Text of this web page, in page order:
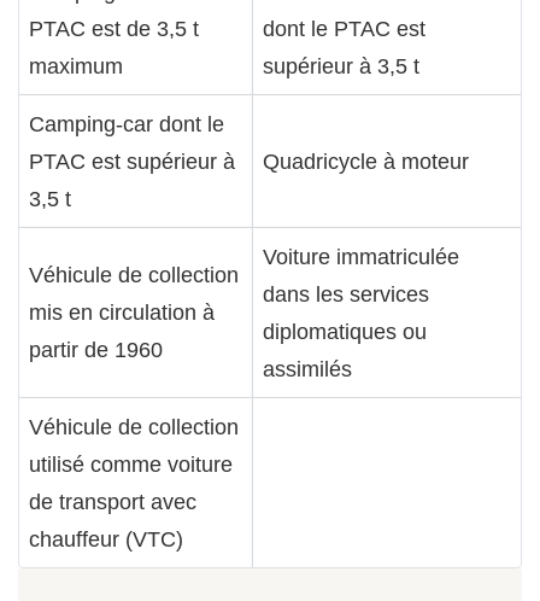
PTAC est de 3,5 t
maximum
dont le PTAC est
supérieur à 3,5 t
Camping-car dont le
PTAC est supérieur à
3,5 t
Quadricycle à moteur
Véhicule de collection
mis en circulation à
partir de 1960
Voiture immatriculée
dans les services
diplomatiques ou
assimilés
Véhicule de collection
utilisé comme voiture
de transport avec
chauffeur (VTC)